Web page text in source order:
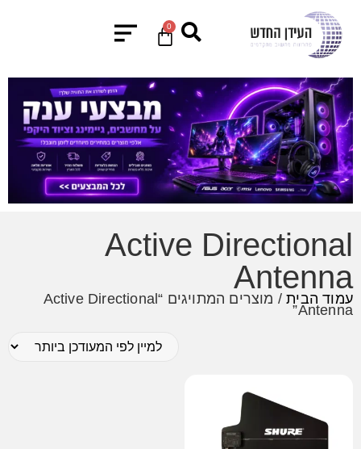
0
Active Directional
Antenna
עמוד הבית / מוצרים המתויגים “Active Directional
Antenna”